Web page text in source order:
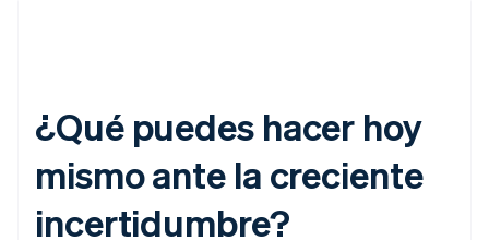
¿Qué puedes hacer hoy
mismo ante la creciente
incertidumbre?